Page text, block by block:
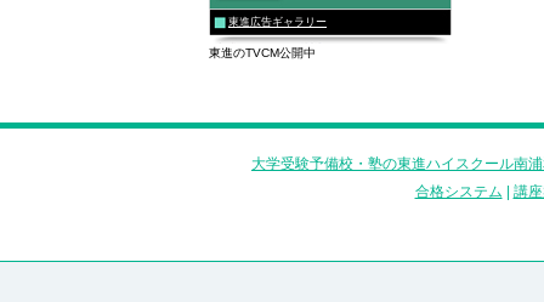
東進広告ギャラリー
東進のTVCM公開中
大学受験予備校・塾の東進ハイスクール南
合格システム
講